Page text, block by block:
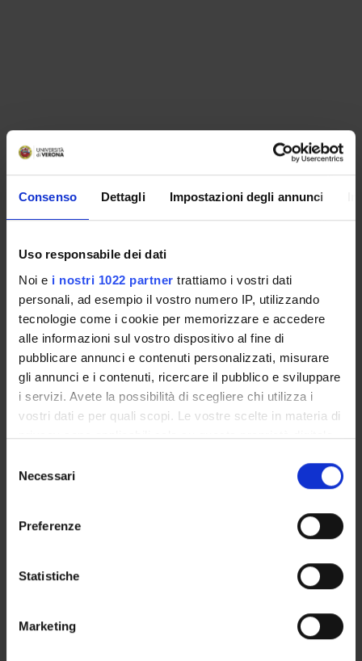
Consenso Dettagli Impostazioni degli annunci
Uso responsabile dei dati
Noi e i nostri 1022 partner trattiamo i vostri dati
personali, ad esempio il vostro numero IP, utilizzando
tecnologie come i cookie per memorizzare e accedere
alle informazioni sul vostro dispositivo al fine di
pubblicare annunci e contenuti personalizzati, misurare
gli annunci e i contenuti, ricercare il pubblico e sviluppare
i servizi. Avete la possibilità di scegliere chi utilizza i
vostri dati e per quali scopi. Le vostre scelte in materia di
privacy sono applicabili solo su questa proprietà digitale
modificare o revocare il proprio consenso in qualsiasi
momento dalla Dichiarazione sui cookie o facendo clic
raccogliere informazioni sulla tua posizione
geografica, con un'approssimazione di qualche
Identificare il tuo dispositivo, scansionandolo
delNecessari
Preferenze
Statistiche
Marketing
ORGANISATION
DEPARTMENT ADMINISTRATION OFFICES
STUDENT ADMINISTRATION OFFICES
DEPARTMENT FACILITIES
RESEARCH CENTRES
RESEARCH LABORATORIES